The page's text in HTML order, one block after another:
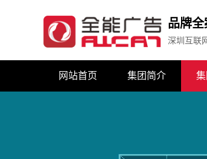
品牌全
深圳互联
网站首页 集团简介